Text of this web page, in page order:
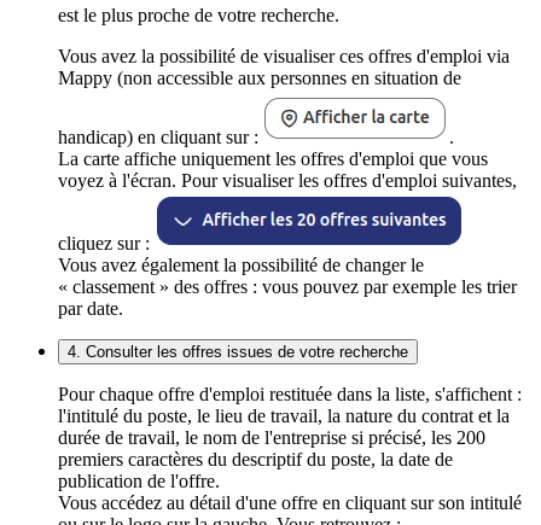
est le plus proche de votre recherche.
Vous avez la possibilité de visualiser ces offres d'emploi via
Mappy (non accessible aux personnes en situation de
handicap) en cliquant sur :
.
La carte affiche uniquement les offres d'emploi que vous
voyez à l'écran. Pour visualiser les offres d'emploi suivantes,
cliquez sur :
Vous avez également la possibilité de changer le
« classement » des offres : vous pouvez par exemple les trier
par date.
4. Consulter les offres issues de votre recherche
Pour chaque offre d'emploi restituée dans la liste, s'affichent :
l'intitulé du poste, le lieu de travail, la nature du contrat et la
durée de travail, le nom de l'entreprise si précisé, les 200
premiers caractères du descriptif du poste, la date de
publication de l'offre.
Vous accédez au détail d'une offre en cliquant sur son intitulé